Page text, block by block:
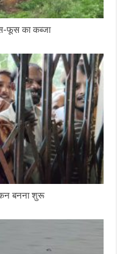
फूस का कब्जा
बनना शुरू